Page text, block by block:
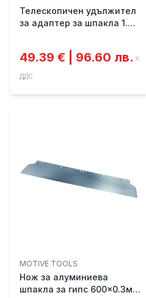
Телескопичен удължител
за адаптер за шпакла 1.2-
49.39 € | 96.60 лв. с
ДДС
MOTIVE TOOLS
Нож за алуминиева
шпакла за гипс 600x0.3мм